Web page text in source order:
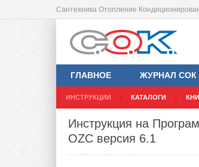
Сантехника Отопление
ГЛАВНОЕ ЖУРНАЛ СОК
ИНСТРУКЦИИ КАТАЛОГИ
Инструкция на
OZC версия 6.1